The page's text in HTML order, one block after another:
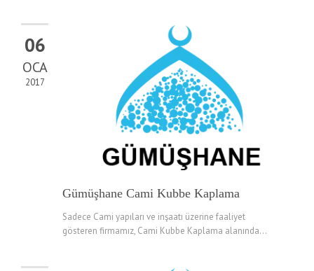
06
OCA
2017
Gümüşhane Cami Kubbe Kaplama
Sadece Cami yapıları ve inşaatı üzerine faaliyet
gösteren firmamız, Cami Kubbe Kaplama alanında...